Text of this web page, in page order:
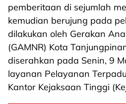
pemberitaan di sejumlah
kemudian berujung pada
dilakukan oleh Gerakan
(GAMNR) Kota
diserahkan pada Senin, 9
layanan Pelayanan
Kantor Kejaksaan Tinggi